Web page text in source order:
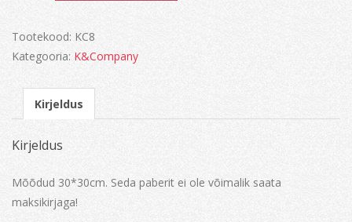
Chrysanthemum
Paper
Tootekood: KC8
Kategooria: K&Company
Kirjeldus
Kirjeldus
Mõõdud 30*30cm. Seda paberit ei ole võimalik saata
maksikirjaga!